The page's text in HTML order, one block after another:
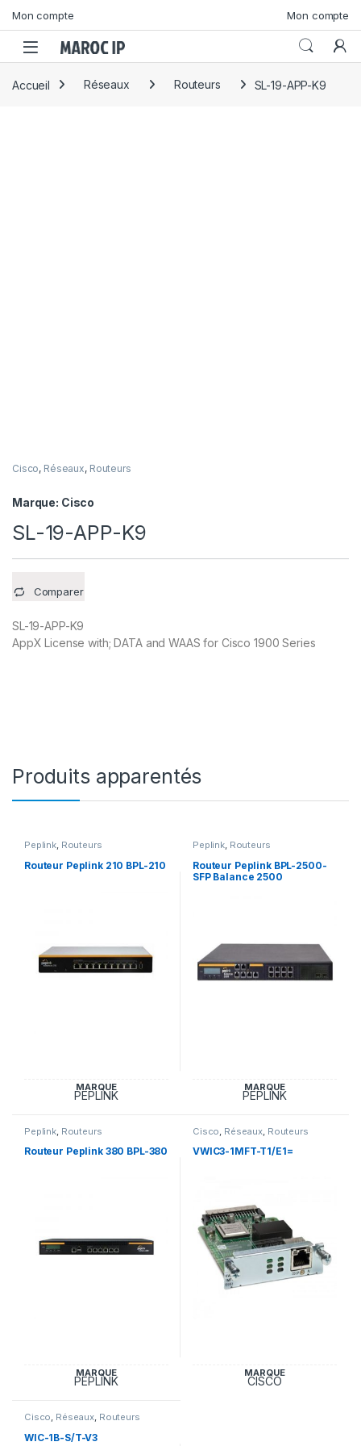
Mon compte Mon compte
Accueil Réseaux Routeurs SL-19-APP-K9
Cisco, Réseaux, Routeurs
Marque: Cisco
SL-19-APP-K9
Comparer
SL-19-APP-K9
AppX License with; DATA and WAAS for Cisco 1900 Series
Produits apparentés
Peplink, Routeurs
Routeur Peplink 210 BPL-210
MARQUE
PEPLINK
Peplink, Routeurs
Routeur Peplink BPL-2500-
SFP Balance 2500
MARQUE
PEPLINK
Peplink Routeurs
Routeur Peplink 380 BPL-380
MARQUE
PEPLINK
Cisco Réseaux Routeurs
VWIC3-1MFT-T1/E1=
MARQUE
CISCO
Cisco, Réseaux, Routeurs
WIC-1B-S/T-V3